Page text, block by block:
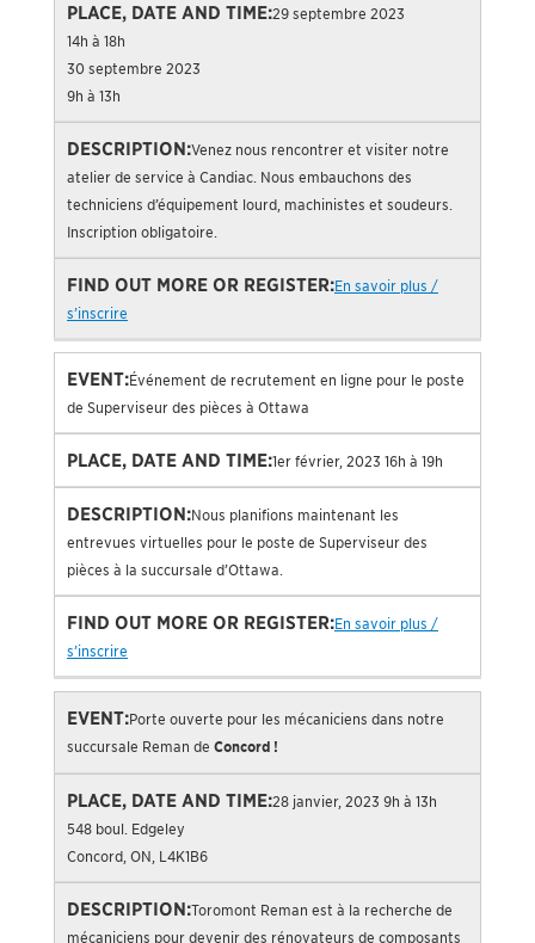
29 septembre 2023
14h à 18h
30 septembre 2023
9h à 13h
Venez nous rencontrer et visiter notre
atelier de service à Candiac. Nous embauchons des
techniciens d’équipement lourd, machinistes et soudeurs.
Inscription obligatoire.
En savoir plus /
s’inscrire
Événement de recrutement en ligne pour le poste
de Superviseur des pièces à Ottawa
1er février, 2023 16h à 19h
Nous planifions maintenant les
entrevues virtuelles pour le poste de Superviseur des
pièces à la succursale d’Ottawa.
En savoir plus /
s’inscrire
Porte ouverte pour les mécaniciens dans notre
succursale Reman de Concord !
28 janvier, 2023 9h à 13h
548 boul. Edgeley
Concord, ON, L4K1B6
Toromont Reman est à la recherche de
mécaniciens pour devenir des rénovateurs de composants